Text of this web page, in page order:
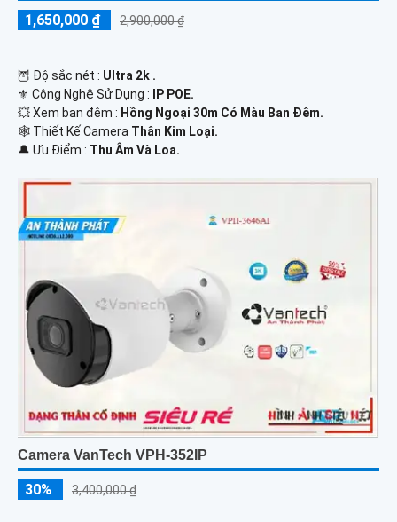
1,650,000 ₫ 2,900,000 ₫
🦉 Độ sắc nét : Ultra 2k .
⚜️ Công Nghệ Sử Dụng :
IP POE.
💥 Xem ban đêm : Hồng Ngoại 30m Có Màu Ban Đêm.
🕸️ Thiết Kế Camera Thân Kim Loại.
️🔔 Ưu Điểm : Thu Âm Và Loa.
Camera VanTech VPH-352IP
30% 3,400,000 ₫